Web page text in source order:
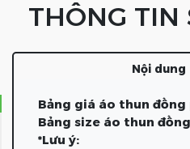
THÔNG TIN
Nội dung
Bảng giá áo thun đồng
Bảng size áo thun
*Lưu ý: